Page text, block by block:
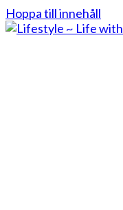
Hoppa till innehåll